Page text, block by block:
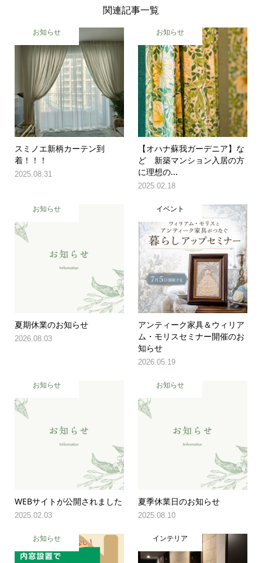
関連記事一覧
お知らせ
スミノエ新柄カーテン到
着！！！
2025.08.31
お知らせ
【オハナ蘇我ガーデニア】な
ど 新築マンション入居の方
に理想の...
2025.02.18
お知らせ
夏期休業のお知らせ
2026.08.03
イベント
アンティーク家具＆ウィリア
ム・モリスセミナー開催のお
知らせ
2026.05.19
お知らせ
WEBサイトが公開されました
2025.02.03
お知らせ
夏季休業日のお知らせ
2025.08.10
お知らせ インテリア